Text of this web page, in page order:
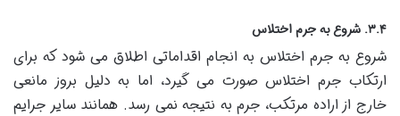
۳.۴. شروع به جرم اختلاس
شروع به جرم اختلاس به انجام اقداماتی اطلاق می شود که برای
ارتکاب جرم اختلاس صورت می گیرد، اما به دلیل بروز مانعی
خارج از اراده مرتکب، جرم به نتیجه نمی رسد. همانند سایر جرایم